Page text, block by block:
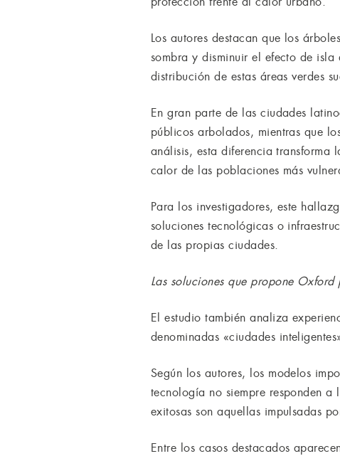
Los autores destacan que los
sombra y disminuir el efecto de
distribución de estas áreas verdes
En gran parte de las ciudades
públicos arbolados, mientras que
análisis, esta diferencia transforma
calor de las poblaciones más
Para los investigadores, este
soluciones tecnológicas o
de las propias ciudades.
Las soluciones que propone
El estudio también analiza
denominadas «ciudades
Según los autores, los modelos
tecnología no siempre responden a
exitosas son aquellas impulsadas
Entre los casos destacados